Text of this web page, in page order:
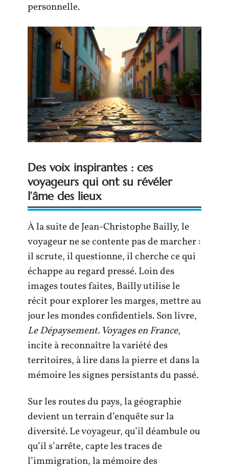
personnelle.
Des voix inspirantes : ces
voyageurs qui ont su révéler
l’âme des lieux
À la suite de Jean-Christophe Bailly, le
voyageur ne se contente pas de marcher :
il scrute, il questionne, il cherche ce qui
échappe au regard pressé. Loin des
images toutes faites, Bailly utilise le
récit pour explorer les marges, mettre au
jour les mondes confidentiels. Son livre,
Le Dépaysement. Voyages en France,
incite à reconnaître la variété des
territoires, à lire dans la pierre et dans la
mémoire les signes persistants du passé.
Sur les routes du pays, la géographie
devient un terrain d’enquête sur la
diversité. Le voyageur, qu’il déambule ou
qu’il s’arrête, capte les traces de
l’immigration, la mémoire des